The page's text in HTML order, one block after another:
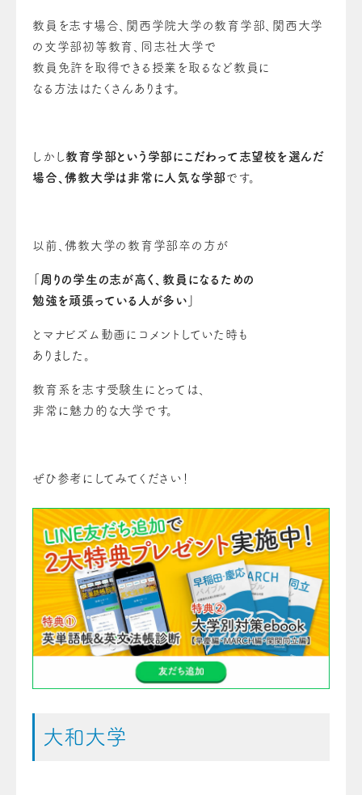
教員を志す場合、関西学院大学の教育学部、関西大学
の文学部初等教育、同志社大学で
教員免許を取得できる授業を取るなど教員に
なる方法はたくさんあります。
しかし教育学部という学部にこだわって志望校を選んだ
場合、佛教大学は非常に人気な学部です。
以前、佛教大学の教育学部卒の方が
「周りの学生の志が高く、教員になるための
勉強を頑張っている人が多い」
とマナビズム動画にコメントしていた時も
ありました。
教育系を志す受験生にとっては、
非常に魅力的な大学です。
ぜひ参考にしてみてください！
大和大学